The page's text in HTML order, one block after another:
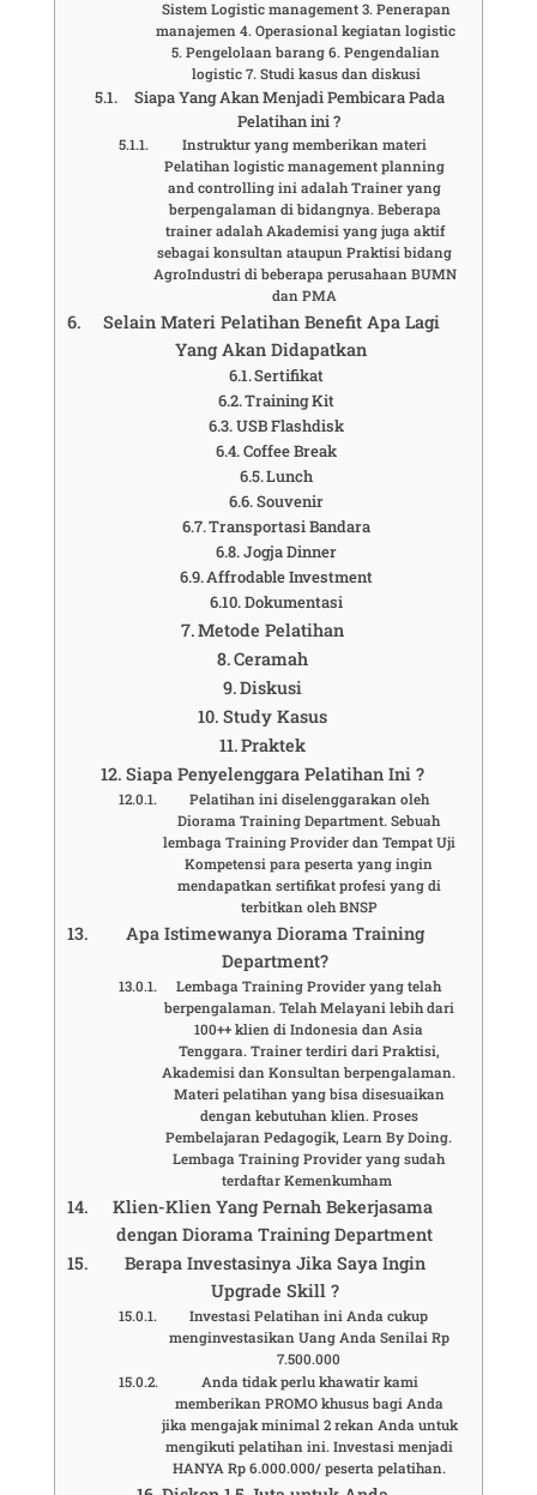
Sistem Logistic management 3. Penerapan
manajemen 4. Operasional kegiatan logistic
5. Pengelolaan barang 6. Pengendalian
logistic 7. Studi kasus dan diskusi
Siapa Yang Akan Menjadi Pembicara Pada
Pelatihan ini ?
Instruktur yang memberikan materi
Pelatihan logistic management planning
and controlling ini adalah Trainer yang
berpengalaman di bidangnya. Beberapa
trainer adalah Akademisi yang juga aktif
sebagai konsultan ataupun Praktisi bidang
AgroIndustri di beberapa perusahaan BUMN
dan PMA
Selain Materi Pelatihan Benefit Apa Lagi
Yang Akan Didapatkan
Sertifikat
Training Kit
USB Flashdisk
Coffee Break
Lunch
Souvenir
Transportasi Bandara
Jogja Dinner
Affrodable Investment
Dokumentasi
Metode Pelatihan
Ceramah
Diskusi
Study Kasus
Praktek
Siapa Penyelenggara Pelatihan Ini ?
Pelatihan ini diselenggarakan oleh
Diorama Training Department. Sebuah
lembaga Training Provider dan Tempat Uji
Kompetensi para peserta yang ingin
mendapatkan sertifikat profesi yang di
terbitkan oleh BNSP
Apa Istimewanya Diorama Training
Department?
Lembaga Training Provider yang telah
berpengalaman. Telah Melayani lebih dari
100++ klien di Indonesia dan Asia
Tenggara. Trainer terdiri dari Praktisi,
Akademisi dan Konsultan berpengalaman.
Materi pelatihan yang bisa disesuaikan
dengan kebutuhan klien. Proses
Pembelajaran Pedagogik, Learn By Doing.
Lembaga Training Provider yang sudah
terdaftar Kemenkumham
Klien-Klien Yang Pernah Bekerjasama
dengan Diorama Training Department
Berapa Investasinya Jika Saya Ingin
Upgrade Skill ?
Investasi Pelatihan ini Anda cukup
menginvestasikan Uang Anda Senilai Rp
7.500.000
Anda tidak perlu khawatir kami
memberikan PROMO khusus bagi Anda
jika mengajak minimal 2 rekan Anda untuk
mengikuti pelatihan ini. Investasi menjadi
HANYA Rp 6.000.000/ peserta pelatihan.